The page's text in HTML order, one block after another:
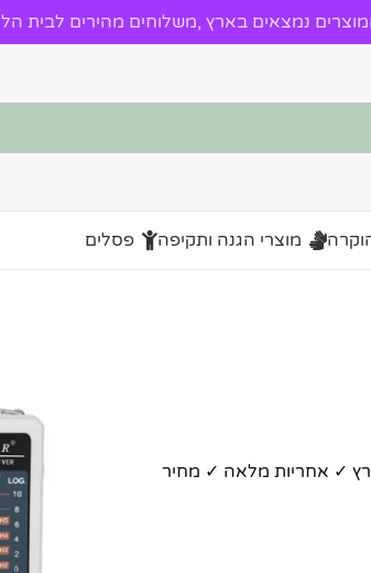
נמצאים בארץ ,משלוחים מהירים לבית
מוצרי הגנה ותקיפה פסלים
✓ אחריות מלאה ✓ מחיר